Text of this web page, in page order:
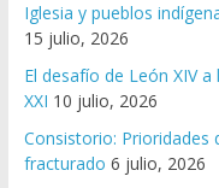
Iglesia y pueblos
15 julio, 2026
El desafío de León XIV
XXI 10 julio, 2026
Consistorio: Prioridades
fracturado 6 julio, 2026